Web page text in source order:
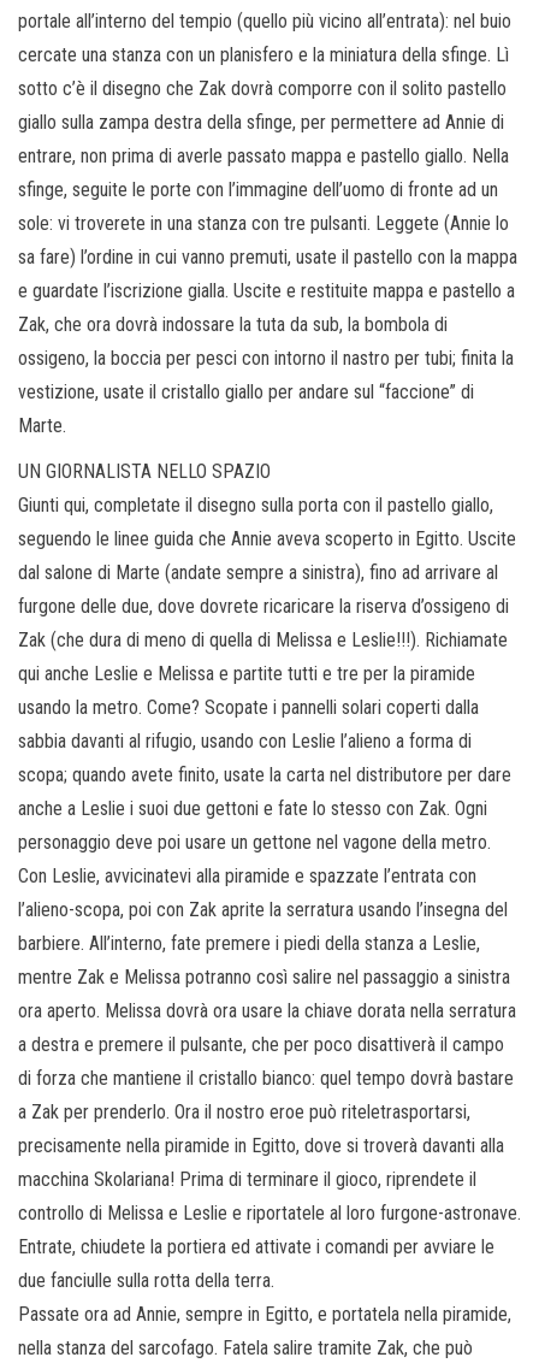
portale all’interno del tempio (quello più vicino all’entrata): nel buio
cercate una stanza con un planisfero e la miniatura della sfinge. Lì
sotto c’è il disegno che Zak dovrà comporre con il solito pastello
giallo sulla zampa destra della sfinge, per permettere ad Annie di
entrare, non prima di averle passato mappa e pastello giallo. Nella
sfinge, seguite le porte con l’immagine dell’uomo di fronte ad un
sole: vi troverete in una stanza con tre pulsanti. Leggete (Annie lo
sa fare) l’ordine in cui vanno premuti, usate il pastello con la mappa
e guardate l’iscrizione gialla. Uscite e restituite mappa e pastello a
Zak, che ora dovrà indossare la tuta da sub, la bombola di
ossigeno, la boccia per pesci con intorno il nastro per tubi; finita la
vestizione, usate il cristallo giallo per andare sul “faccione” di
Marte.
UN GIORNALISTA NELLO SPAZIO
Giunti qui, completate il disegno sulla porta con il pastello giallo,
seguendo le linee guida che Annie aveva scoperto in Egitto. Uscite
dal salone di Marte (andate sempre a sinistra), fino ad arrivare al
furgone delle due, dove dovrete ricaricare la riserva d’ossigeno di
Zak (che dura di meno di quella di Melissa e Leslie!!!). Richiamate
qui anche Leslie e Melissa e partite tutti e tre per la piramide
usando la metro. Come? Scopate i pannelli solari coperti dalla
sabbia davanti al rifugio, usando con Leslie l’alieno a forma di
scopa; quando avete finito, usate la carta nel distributore per dare
anche a Leslie i suoi due gettoni e fate lo stesso con Zak. Ogni
personaggio deve poi usare un gettone nel vagone della metro.
Con Leslie, avvicinatevi alla piramide e spazzate l’entrata con
l’alieno-scopa, poi con Zak aprite la serratura usando l’insegna del
barbiere. All’interno, fate premere i piedi della stanza a Leslie,
mentre Zak e Melissa potranno così salire nel passaggio a sinistra
ora aperto. Melissa dovrà ora usare la chiave dorata nella serratura
a destra e premere il pulsante, che per poco disattiverà il campo
di forza che mantiene il cristallo bianco: quel tempo dovrà bastare
a Zak per prenderlo. Ora il nostro eroe può riteletrasportarsi,
precisamente nella piramide in Egitto, dove si troverà davanti alla
macchina Skolariana! Prima di terminare il gioco, riprendete il
controllo di Melissa e Leslie e riportatele al loro furgone-astronave.
Entrate, chiudete la portiera ed attivate i comandi per avviare le
due fanciulle sulla rotta della terra.
Passate ora ad Annie, sempre in Egitto, e portatela nella piramide,
nella stanza del sarcofago. Fatela salire tramite Zak, che può